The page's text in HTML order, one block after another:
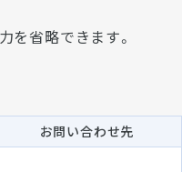
を省略できます。
お問い合わせ先